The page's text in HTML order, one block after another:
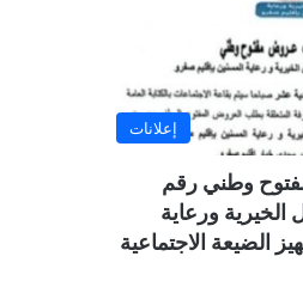
إعلانات
وطني رقم
الخيرية ورعاية
الضيعة الاجتماعية